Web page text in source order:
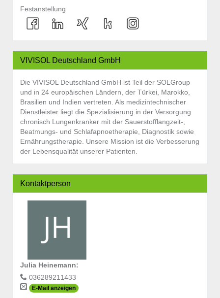
Festanstellung
VIVISOL Deutschland GmbH
Die VIVISOL Deutschland GmbH ist Teil der SOLGroup
und in 24 europäischen Ländern, der Türkei, Marokko,
Brasilien und Indien vertreten. Als medizintechnischer
Dienstleister liegt die Spezialisierung in der Versorgung
chronisch Lungenkranker mit der Sauerstofflangzeit-,
Beatmungs- und Schlafapnoetherapie, Diagnostik sowie
Ernährungstherapie. Unsere Mission ist die Verbesserung
der Lebensqualität unserer Patienten.
Kontaktperson
Julia Heinemann:
036289211433
E-Mail anzeigen